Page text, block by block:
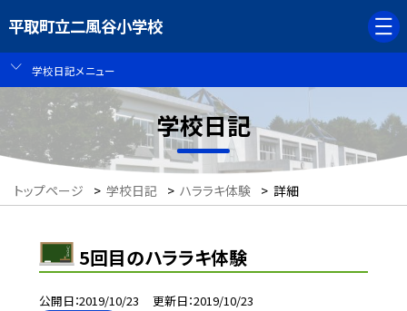
平取町立二風谷小学校
学校日記メニュー
学校日記
トップページ > 学校日記 > ハララキ体験 > 詳細
5回目のハララキ体験
公開日 2019/10/23 更新日 2019/10/23